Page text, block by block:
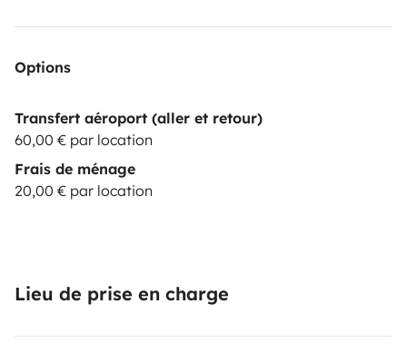
Options
Transfert aéroport (aller et retour)
60,00 € par location
Frais de ménage
20,00 € par location
Lieu de prise en charge